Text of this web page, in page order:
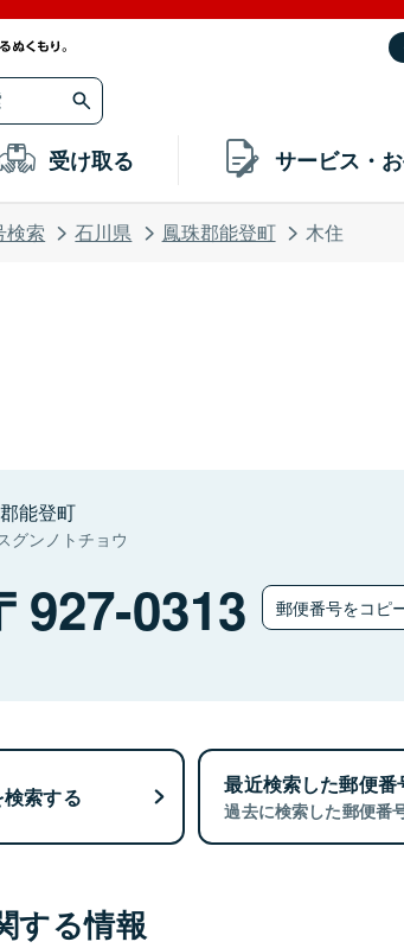
受け取る サービス・
検索 石川県 鳳珠郡能登町 木住
能登町
グンノトチョウ
927-0313 郵便番号をコピ
索する 最近検索した郵便番
過去に検索した郵便番
する情報